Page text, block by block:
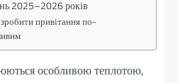
2025–2026 років
привітання по-
особливою теплотою,